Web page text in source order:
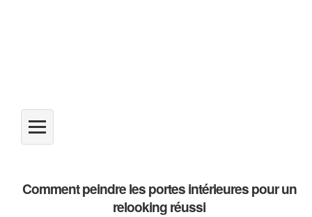
Comment peindre les portes intérieures pour un
relooking réussi